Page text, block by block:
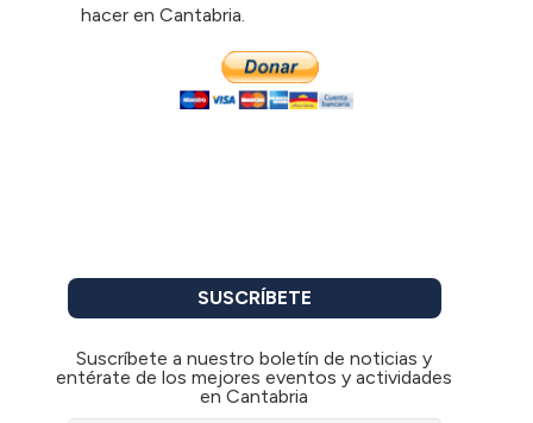
hacer en Cantabria.
SUSCRÍBETE
Suscríbete a nuestro boletín de noticias y
entérate de los mejores eventos y actividades
en Cantabria